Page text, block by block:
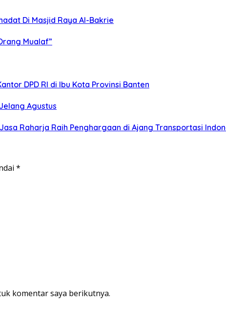
Di Masjid Raya Al-Bakrie
Mualaf”
DPD RI di Ibu Kota Provinsi Banten
Agustus
Raharja Raih Penghargaan di Ajang Transportasi
*
komentar saya berikutnya.